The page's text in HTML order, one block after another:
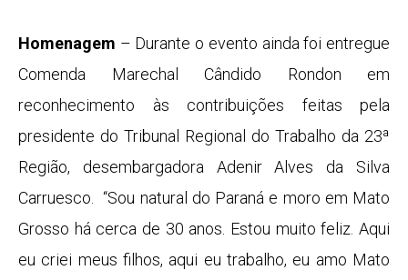
Homenagem – Durante o evento ainda foi entregue
Comenda Marechal Cândido Rondon em
reconhecimento às contribuições feitas pela
presidente do Tribunal Regional do Trabalho da 23ª
Região, desembargadora Adenir Alves da Silva
Carruesco. “Sou natural do Paraná e moro em Mato
Grosso há cerca de 30 anos. Estou muito feliz. Aqui
eu criei meus filhos, aqui eu trabalho, eu amo Mato